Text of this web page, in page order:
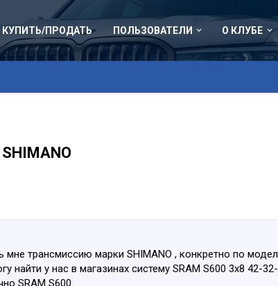
КУПИТЬ/ПРОДАТЬ ПОЛЬЗОВАТЕЛИ О КЛУБЕ
трансмиссию марки SHIMANO , конкретно по
найти у нас в магазинах систему SRAM S600 3x8 42-
SRAM S600.